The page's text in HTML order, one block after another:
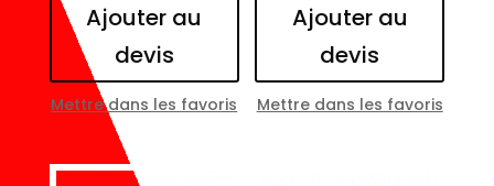
Ajouter au
devis
Mettre dans les favoris
Ajouter au
devis
Mettre dans les favoris